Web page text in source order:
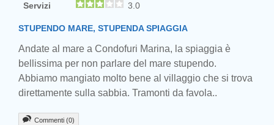
Servizi
3.0
STUPENDO MARE, STUPENDA SPIAGGIA
Andate al mare a Condofuri Marina, la spiaggia è
bellissima per non parlare del mare stupendo.
Abbiamo mangiato molto bene al villaggio che si trova
direttamente sulla sabbia. Tramonti da favola..
Commenti (0)